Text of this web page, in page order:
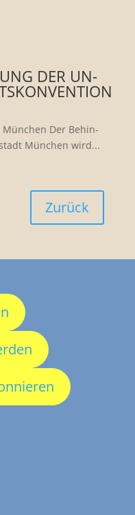
DER UN-
München Der Behin­
München wird...
Zurück